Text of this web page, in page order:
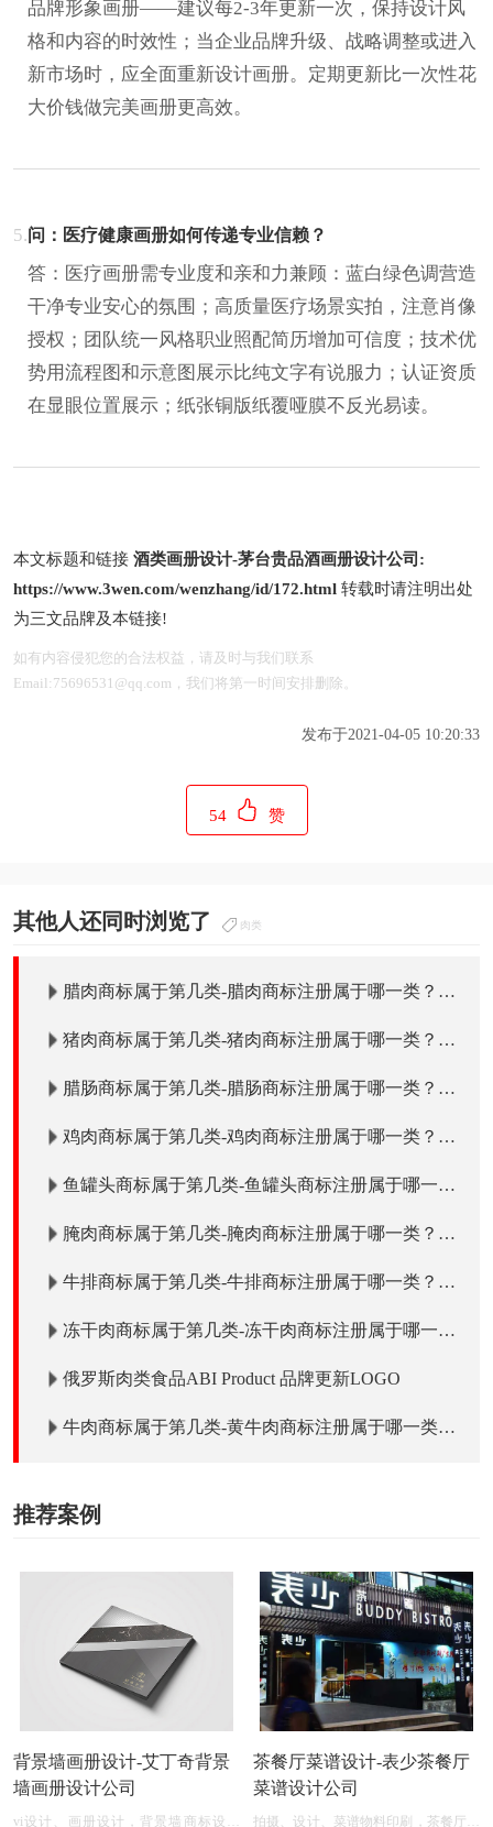
品牌形象画册——建议每2-3年更新一次，保持设计风
格和内容的时效性；当企业品牌升级、战略调整或进入
新市场时，应全面重新设计画册。定期更新比一次性花
大价钱做完美画册更高效。
5.问：医疗健康画册如何传递专业信赖？
答：医疗画册需专业度和亲和力兼顾：蓝白绿色调营造
干净专业安心的氛围；高质量医疗场景实拍，注意肖像
授权；团队统一风格职业照配简历增加可信度；技术优
势用流程图和示意图展示比纯文字有说服力；认证资质
在显眼位置展示；纸张铜版纸覆哑膜不反光易读。
本文标题和链接 酒类画册设计-茅台贵品酒画册设计公司:
https://www.3wen.com/wenzhang/id/172.html 转载时请注明出处
为三文品牌及本链接!
如有内容侵犯您的合法权益，请及时与我们联系
Email:75696531@qq.com，我们将第一时间安排删除。
发布于2021-04-05 10:20:33
54 赞
其他人还同时浏览了 肉类
腊肉商标属于第几类-腊肉商标注册属于哪一类？
猪肉商标属于第几类-猪肉商标注册属于哪一类？
腊肠商标属于第几类-腊肠商标注册属于哪一类？
鸡肉商标属于第几类-鸡肉商标注册属于哪一类？
鱼罐头商标属于第几类-鱼罐头商标注册属于哪一
腌肉商标属于第几类-腌肉商标注册属于哪一类？
牛排商标属于第几类-牛排商标注册属于哪一类？
冻干肉商标属于第几类-冻干肉商标注册属于哪一
俄罗斯肉类食品ABI Product 品牌更新LOGO
牛肉商标属于第几类-黄牛肉商标注册属于哪一类？
推荐案例
背景墙画册设计-艾丁奇背景
墙画册设计公司
vi设计、画册设计，背景墙商标设计
茶餐厅菜谱设计-表少茶餐厅
菜谱设计公司
拍摄、设计、菜谱物料印刷，茶餐厅菜